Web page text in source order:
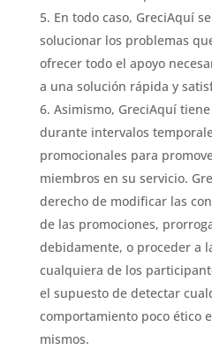
En todo caso, GreciAquí
solucionar los problemas
ofrecer todo el apoyo
a una solución rápida y
Asimismo, GreciAquí
durante intervalos
promocionales para
miembros en su servicio.
derecho de modificar las
de las promociones,
debidamente, o proceder a
cualquiera de los
el supuesto de detectar
comportamiento poco ético
mismos.